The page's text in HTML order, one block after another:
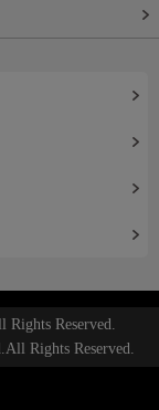
Reserved.
Rights Reserved.